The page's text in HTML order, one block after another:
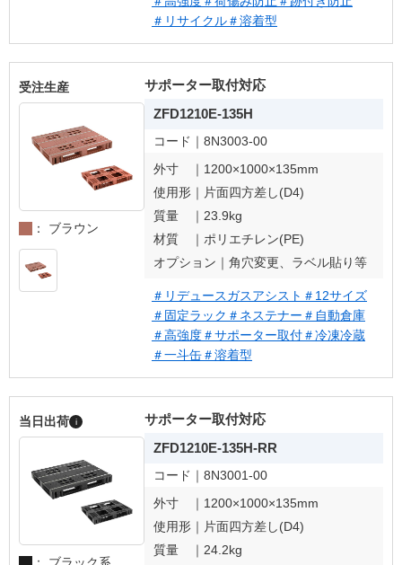
＃リサイクル＃溶着型
受注生産
： ブラウン
サポーター取付対応
ZFD1210E-135H
コード｜ 8N3003-00
外寸 ｜ 1200×1000×135mm
使用形｜ 片面四方差し(D4)
質量 ｜ 23.9kg
材質 ｜ ポリエチレン(PE)
オプション｜ 角穴変更、ラベル貼り等
＃リデュースガスアシスト ＃12サイズ
＃固定ラック ＃ネステナー ＃自動倉庫
＃高強度＃サポーター取付＃冷凍冷蔵
＃一斗缶＃溶着型
当日出荷 i
： ブラック系
サポーター取付対応
ZFD1210E-135H-RR
コード｜ 8N3001-00
外寸 ｜ 1200×1000×135mm
使用形｜ 片面四方差し(D4)
質量 ｜ 24.2kg